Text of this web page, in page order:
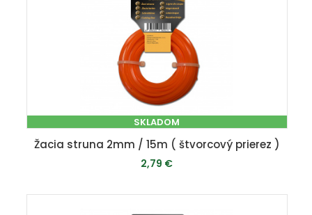
SKLADOM
Žacia struna 2mm / 15m ( štvorcový prierez )
2,79 €